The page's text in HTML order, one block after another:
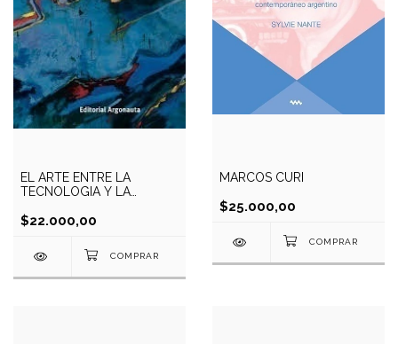
EL ARTE ENTRE LA
TECNOLOGIA Y LA
$22.000,00
MARCOS CURI
$25.000,00